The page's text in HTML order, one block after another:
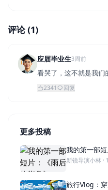
评论 (1)
应届毕业生3周前
看哭了，这不就是我们
2341 回复
更多投稿
我的第一部短
新锐导演小林 ·
旅行Vlog：